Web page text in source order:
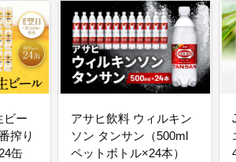
再生、森林・里山の再生など）
持続可能な大都市を目指し、森
林・里山エリアの再生や駅周辺の
リノベーション、農水産業の活性
化など、既存社会インフラの活用
を推進する取り組みに活用しま
5.対話と参加が進むまちづくり
ビー
搾り
缶
アサヒ飲料 ウィルキン
ソン タンサン（500ml
ペットボトル×24本）